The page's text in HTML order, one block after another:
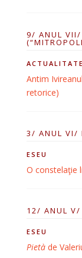
9/ ANUL VII/
ACTUALITATE
Antim
retorice)
3/ ANUL VI/
ESEU
O constelaţie
12/ ANUL V/
ESEU
Pietà de